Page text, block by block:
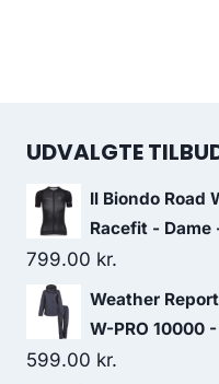
UDVALGTE
Il Biondo Road
Racefit - Dame
799.00 kr.
Weather
W-PRO 10000
599.00 kr.